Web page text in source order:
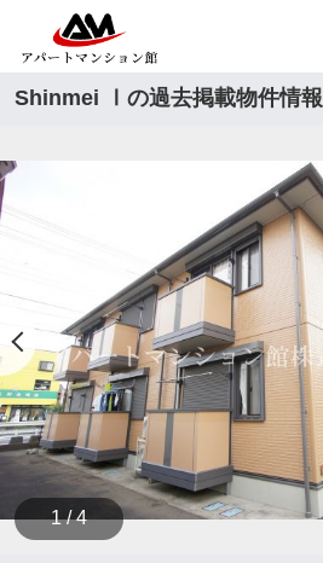
Shinmei Ⅰの過去掲載物件情報
1 / 4